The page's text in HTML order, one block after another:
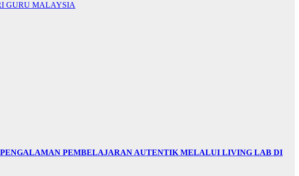
GURU MALAYSIA
PEMBELAJARAN AUTENTIK MELALUI LIVING LAB DI